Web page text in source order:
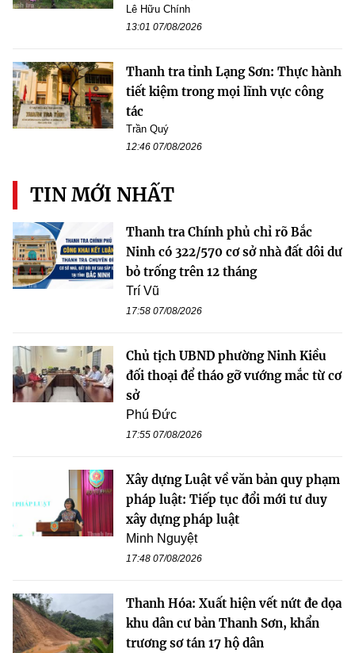
Lê Hữu Chính
13:01 07/08/2026
Thanh tra tỉnh Lạng Sơn: Thực hành
tiết kiệm trong mọi lĩnh vực công
tác
Trần Quý
12:46 07/08/2026
TIN MỚI NHẤT
Thanh tra Chính phủ chỉ rõ Bắc
Ninh có 322/570 cơ sở nhà đất dôi dư
bỏ trống trên 12 tháng
Trí Vũ
17:58 07/08/2026
Chủ tịch UBND phường Ninh Kiều
đối thoại để tháo gỡ vướng mắc từ cơ
sở
Phú Đức
17:55 07/08/2026
Xây dựng Luật về văn bản quy phạm
pháp luật: Tiếp tục đổi mới tư duy
xây dựng pháp luật
Minh Nguyệt
17:48 07/08/2026
Thanh Hóa: Xuất hiện vết nứt đe dọa
khu dân cư bản Thanh Sơn, khẩn
trương sơ tán 17 hộ dân